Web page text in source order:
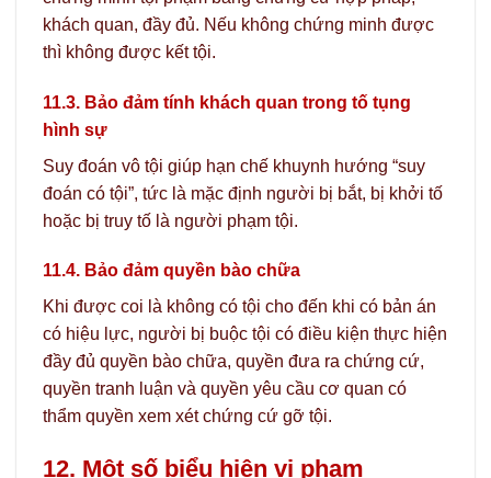
khách quan, đầy đủ. Nếu không chứng minh được
thì không được kết tội.
11.3. Bảo đảm tính khách quan trong tố tụng
hình sự
Suy đoán vô tội giúp hạn chế khuynh hướng “suy
đoán có tội”, tức là mặc định người bị bắt, bị khởi tố
hoặc bị truy tố là người phạm tội.
11.4. Bảo đảm quyền bào chữa
Khi được coi là không có tội cho đến khi có bản án
có hiệu lực, người bị buộc tội có điều kiện thực hiện
đầy đủ quyền bào chữa, quyền đưa ra chứng cứ,
quyền tranh luận và quyền yêu cầu cơ quan có
thẩm quyền xem xét chứng cứ gỡ tội.
12. Một số biểu hiện vi phạm